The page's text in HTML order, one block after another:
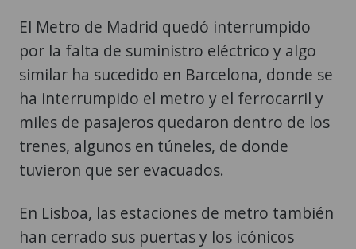
El Metro de Madrid quedó interrumpido
por la falta de suministro eléctrico y algo
similar ha sucedido en Barcelona, donde se
ha interrumpido el metro y el ferrocarril y
miles de pasajeros quedaron dentro de los
trenes, algunos en túneles, de donde
tuvieron que ser evacuados.
En Lisboa, las estaciones de metro también
han cerrado sus puertas y los icónicos